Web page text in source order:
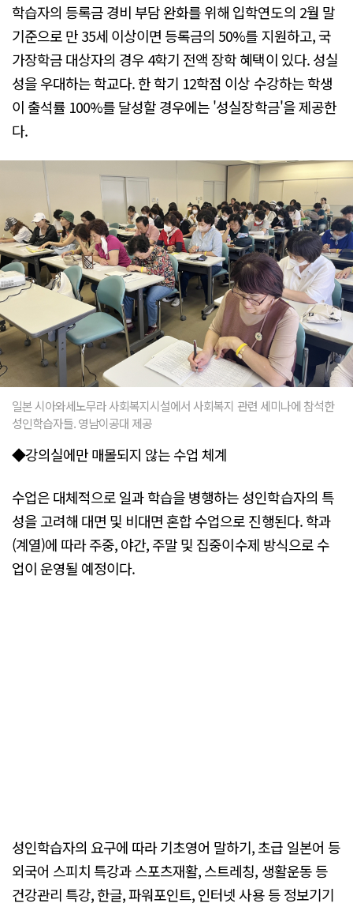
학습자의 등록금 경비 부담 완화를 위해 입학연도의 2월 말
기준으로 만 35세 이상이면 등록금의 50%를 지원하고, 국
가장학금 대상자의 경우 4학기 전액 장학 혜택이 있다. 성실
성을 우대하는 학교다. 한 학기 12학점 이상 수강하는 학생
이 출석률 100%를 달성할 경우에는 '성실장학금'을 제공한
다.
일본 시아와세노무라 사회복지시설에서 사회복지 관련 세미나에 참석한
성인학습자들. 영남이공대 제공
◆강의실에만 매몰되지 않는 수업 체계
수업은 대체적으로 일과 학습을 병행하는 성인학습자의 특
성을 고려해 대면 및 비대면 혼합 수업으로 진행된다. 학과
(계열)에 따라 주중, 야간, 주말 및 집중이수제 방식으로 수
업이 운영될 예정이다.
성인학습자의 요구에 따라 기초영어 말하기, 초급 일본어 등
외국어 스피치 특강과 스포츠재활, 스트레칭, 생활운동 등
건강관리 특강, 한글, 파워포인트, 인터넷 사용 등 정보기기